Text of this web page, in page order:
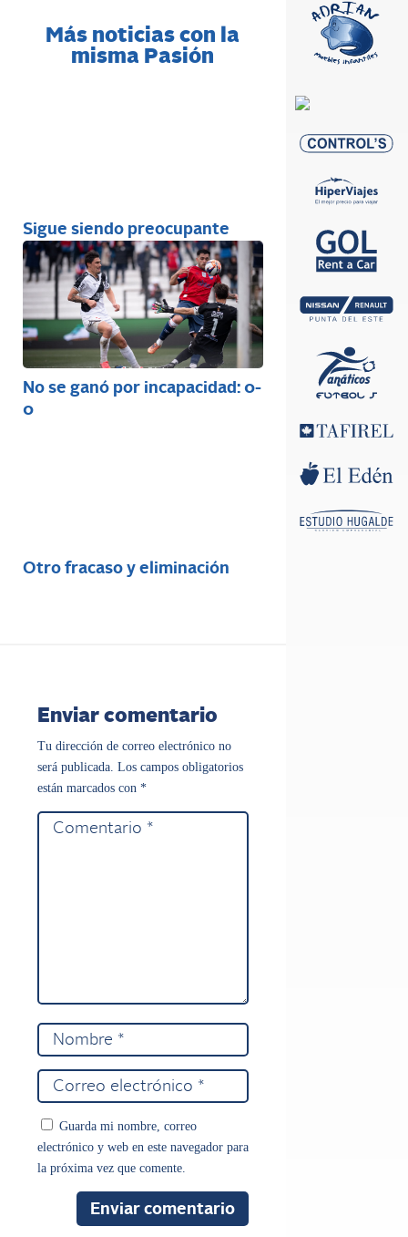
Más noticias con la
misma Pasión
Sigue siendo preocupante
No se ganó por incapacidad: 0-
0
Otro fracaso y eliminación
Enviar comentario
Tu dirección de correo electrónico no
será publicada. Los campos obligatorios
están marcados con *
Guarda mi nombre, correo
electrónico y web en este navegador para
la próxima vez que comente.